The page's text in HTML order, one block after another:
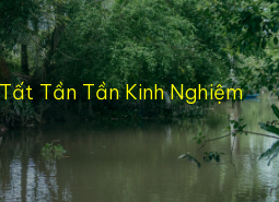
Tần Tần Kinh Nghiệm